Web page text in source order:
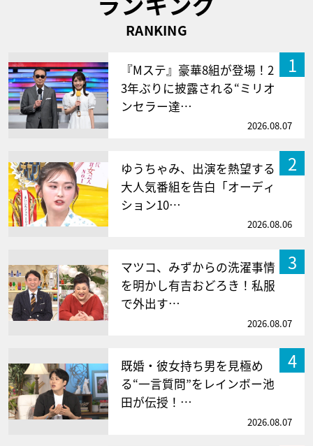
RANKING
1
『Mステ』豪華8組が登場！2
3年ぶりに披露される“ミリオ
ンセラー達…
2026.08.07
2
ゆうちゃみ、出演を熱望する
大人気番組を告白「オーディ
ション10…
2026.08.06
3
マツコ、みずからの洗濯事情
を明かし有吉おどろき！私服
で外出す…
2026.08.07
4
既婚・彼女持ち男を見極め
る“一言質問”をレインボー池
田が伝授！…
2026.08.07